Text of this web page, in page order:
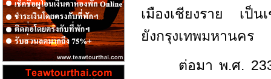
เมืองเชียงราย เป็น
ยังกรุงเทพมหานคร
ต่อมา พ.ศ. 2330